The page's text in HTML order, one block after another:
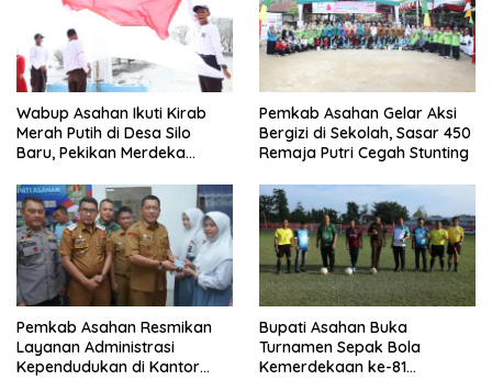
Wabup Asahan Ikuti Kirab
Merah Putih di Desa Silo
Baru, Pekikan Merdeka
Pemkab Asahan Gelar Aksi
Bergizi di Sekolah, Sasar 450
Remaja Putri Cegah Stunting
Pemkab Asahan Resmikan
Layanan Administrasi
Kependudukan di Kantor
Bupati Asahan Buka
Turnamen Sepak Bola
Kemerdekaan ke-81